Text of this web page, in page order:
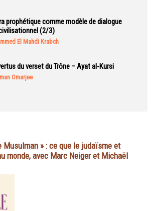
prophétique comme modèle de dialogue
(2/3)
El Mahdi Krabch
du verset du Trône – Ayat al-Kursi
Omarjee
Musulman » : ce que le judaïsme et
monde, avec Marc Neiger et Michaël